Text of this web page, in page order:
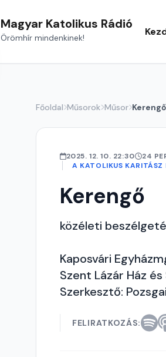
Magyar Katolikus Rádió
Örömhír mindenkinek!
Főoldal Műsorok Műsor Kerengő
2025. 12. 10. 22:30 24
A KATOLIKUS
Kerengő
közéleti
Kaposvári
Szent Lázár Ház
Szerkesztő:
FELIRATKOZÁS: